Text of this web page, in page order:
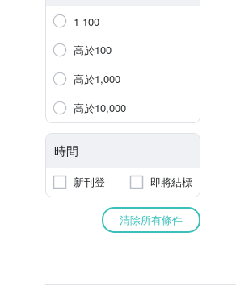
1-100
高於100
高於1,000
高於10,000
時間
新刊登 即將結標
清除所有條件